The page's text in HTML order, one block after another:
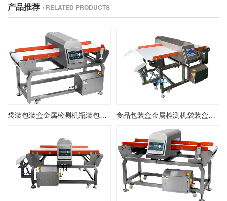
产品推荐 / RELATED PRODUCTS
袋装包装盒金属检测机瓶装包装盒金属异物检测机纸质产品金检机 食品包装盒金属检测机袋装盒装金属异物检测机食品自动金检机